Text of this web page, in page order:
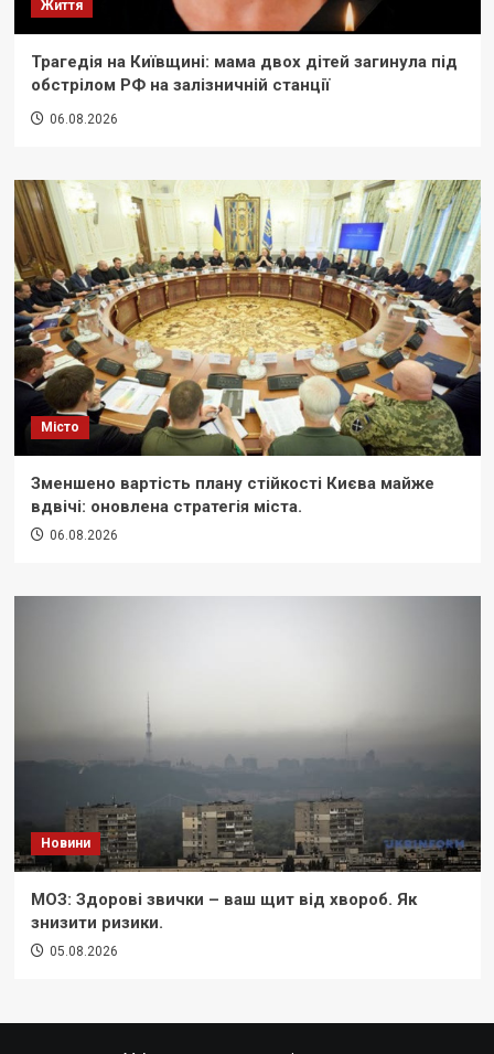
Життя
Трагедія на Київщині: мама двох дітей загинула під
обстрілом РФ на залізничній станції
06.08.2026
Місто
Зменшено вартість плану стійкості Києва майже
вдвічі: оновлена стратегія міста.
06.08.2026
Новини
МОЗ: Здорові звички – ваш щит від хвороб. Як
знизити ризики.
05.08.2026